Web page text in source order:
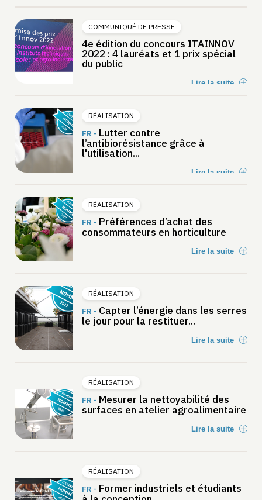
COMMUNIQUÉ DE PRESSE
4e édition du concours ITAINNOV
2022 : 4 lauréats et 1 prix spécial
du public
Lire la suite
RÉALISATION
FR - Lutter contre
l’antibiorésistance grâce à
l'utilisation...
Lire la suite
RÉALISATION
FR - Préférences d’achat des
consommateurs en horticulture
Lire la suite
RÉALISATION
FR - Capter l’énergie dans les serres
le jour pour la restituer...
Lire la suite
RÉALISATION
FR - Mesurer la nettoyabilité des
surfaces en atelier agroalimentaire
Lire la suite
RÉALISATION
FR - Former industriels et étudiants